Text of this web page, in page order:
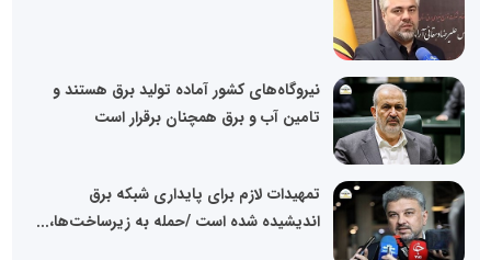
نیروگاه‌های کشور آماده تولید برق هستند و
تامین آب و برق همچنان برقرار است
تمهیدات لازم برای پایداری شبکه برق
اندیشیده شده است /حمله به زیرساخت‌ها،...